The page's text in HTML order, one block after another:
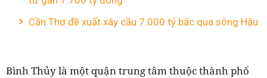
Cần Thơ đề xuất xây cầu 7.000 tỷ bắc qua sông Hậu
Bình Thủy là một quận trung tâm thuộc thành phố